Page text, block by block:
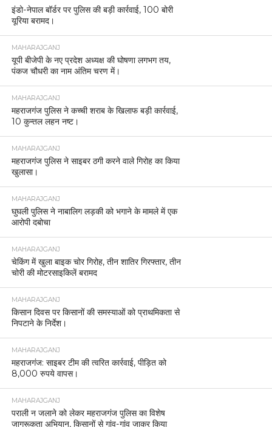
इंडो-नेपाल बॉर्डर पर पुलिस की बड़ी कार्रवाई, 100 बोरी
यूरिया बरामद।
MAHARAJGANJ
यूपी बीजेपी के नए प्रदेश अध्यक्ष की घोषणा लगभग तय,
पंकज चौधरी का नाम अंतिम चरण में।
MAHARAJGANJ
महराजगंज पुलिस ने कच्ची शराब के खिलाफ बड़ी कार्रवाई,
10 कुन्तल लहन नष्ट।
MAHARAJGANJ
महराजगंज पुलिस ने साइबर ठगी करने वाले गिरोह का किया
खुलासा।
MAHARAJGANJ
घुघली पुलिस ने नाबालिग लड़की को भगाने के मामले में एक
आरोपी दबोचा
MAHARAJGANJ
चेकिंग में खुला बाइक चोर गिरोह, तीन शातिर गिरफ्तार, तीन
चोरी की मोटरसाइकिलें बरामद
MAHARAJGANJ
किसान दिवस पर किसानों की समस्याओं को प्राथमिकता से
निपटाने के निर्देश।
MAHARAJGANJ
महराजगंज: साइबर टीम की त्वरित कार्रवाई, पीड़ित को
8,000 रुपये वापस।
MAHARAJGANJ
पराली न जलाने को लेकर महराजगंज पुलिस का विशेष
जागरूकता अभियान, किसानों से गांव-गांव जाकर किया